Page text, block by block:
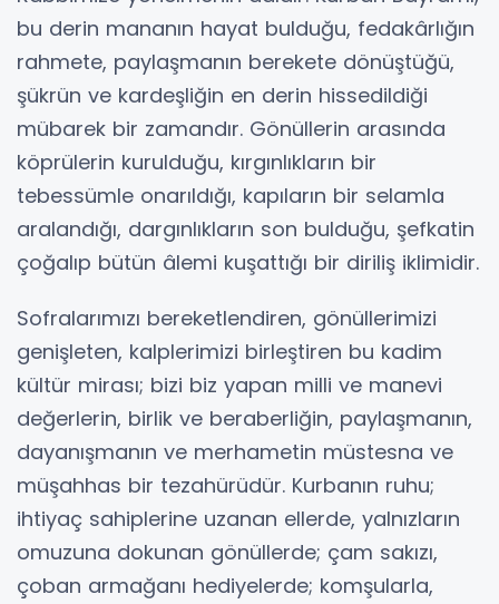
bu derin mananın hayat bulduğu, fedakârlığın
rahmete, paylaşmanın berekete dönüştüğü,
şükrün ve kardeşliğin en derin hissedildiği
mübarek bir zamandır. Gönüllerin arasında
köprülerin kurulduğu, kırgınlıkların bir
tebessümle onarıldığı, kapıların bir selamla
aralandığı, dargınlıkların son bulduğu, şefkatin
çoğalıp bütün âlemi kuşattığı bir diriliş iklimidir.
Sofralarımızı bereketlendiren, gönüllerimizi
genişleten, kalplerimizi birleştiren bu kadim
kültür mirası; bizi biz yapan milli ve manevi
değerlerin, birlik ve beraberliğin, paylaşmanın,
dayanışmanın ve merhametin müstesna ve
müşahhas bir tezahürüdür. Kurbanın ruhu;
ihtiyaç sahiplerine uzanan ellerde, yalnızların
omuzuna dokunan gönüllerde; çam sakızı,
çoban armağanı hediyelerde; komşularla,